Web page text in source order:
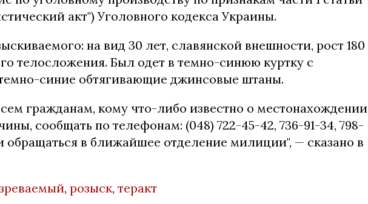
акт") Уголовного кодекса Украины.
на вид 30 лет, славянской внешности, рост 180
телосложения. Был одет в темно-синюю куртку с
синие обтягивающие джинсовые штаны.
гражданам, кому что-либо известно о местонахождении
сообщать по телефонам: (048) 722-45-42, 736-91-34, 798-
обращаться в ближайшее отделение милиции", — сказано в
, розыск, теракт